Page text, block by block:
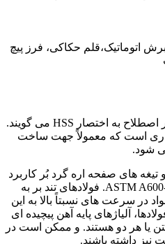
اتوماتیک،قلم حکاکی، فرز پیچ
(High -speed steel) در اصطلاح به اختصار HSS می گویند.
است که معمولاً جهت ساخت
شود.
تیغه های صفحه اره گرد بُر کاربرد
دارد. طبق تعریف استاندارد ASTM A600-92a. فولادهای تند بر به
در سرعت های نسبتاً بالا به این
آلیاژهای پایه آهن پیچیده ای
یا هر دو هستند. و ممکن است در
نیز داشته باشند.